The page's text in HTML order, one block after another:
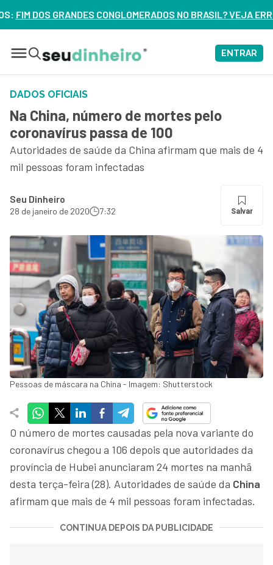
NO BRASIL? VEJA ERROS DE 3 DELES – ASSISTA
ENTRAR
DADOS OFICIAIS
Na China, número de mortes pelo
coronavírus passa de 100
Autoridades de saúde da China afirmam que mais de 4
mil pessoas foram infectadas
Seu Dinheiro
28 de janeiro de 2020 7:32 Salvar
Pessoas de máscara na China - Imagem: Shutterstock
O número de mortes causadas pela nova variante do
coronavírus chegou a 106 depois que autoridades da
província de Hubei anunciaram 24 mortes na manhã
desta terça-feira (28). Autoridades de saúde da China
afirmam que mais de 4 mil pessoas foram infectadas.
CONTINUA DEPOIS DA PUBLICIDADE